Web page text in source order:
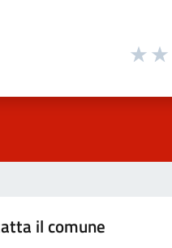
il comune